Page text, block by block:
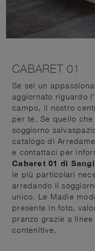
CABARET 01
Se sei un
aggiornato riguardo
campo, il nostro
per te. Se quello
soggiorno
catalogo di
e contattaci per
Cabaret 01 di
le più particolari
arredando il
unico. Le Madie
presente in foto,
pranzo grazie a
contenitive.